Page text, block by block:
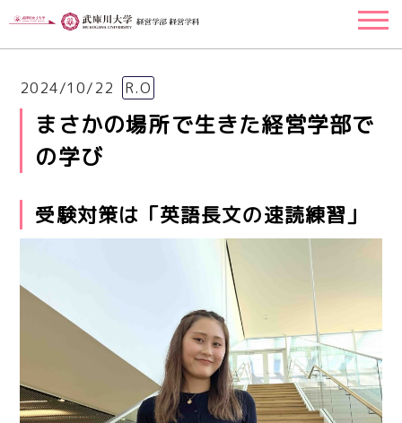
2024/10/22 R.O
まさかの場所で生きた経営学部で
の学び
受験対策は「英語長文の速読練習」